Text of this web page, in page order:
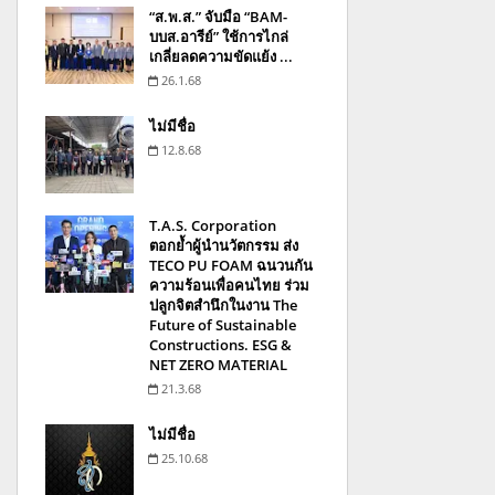
“ส.พ.ส.” จับมือ “BAM-
บบส.อารีย์” ใช้การไกล่
เกลี่ยลดความขัดแย้ง ...
26.1.68
ไม่มีชื่อ
12.8.68
T.A.S. Corporation
ตอกย้ำผู้นำนวัตกรรม ส่ง
TECO PU FOAM ฉนวนกัน
ความร้อนเพื่อคนไทย ร่วม
ปลูกจิตสำนึกในงาน The
Future of Sustainable
Constructions. ESG &
NET ZERO MATERIAL
21.3.68
ไม่มีชื่อ
25.10.68